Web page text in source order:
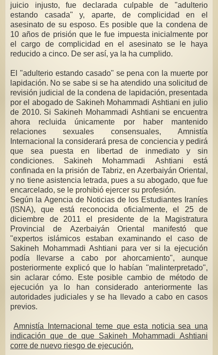
juicio injusto, fue declarada culpable de "adulterio
estando casada" y, aparte, de complicidad en el
asesinato de su esposo. Es posible que la condena de
10 años de prisión que le fue impuesta inicialmente por
el cargo de complicidad en el asesinato se le haya
reducido a cinco. De ser así, ya la ha cumplido.
El "adulterio estando casado" se pena con la muerte por
lapidación. No se sabe si se ha atendido una solicitud de
revisión judicial de la condena de lapidación, presentada
por el abogado de Sakineh Mohammadi Ashtiani en julio
de 2010. Si Sakineh Mohammadi Ashtiani se encuentra
ahora recluida únicamente por haber mantenido
relaciones sexuales consensuales, Amnistía
Internacional la considerará presa de conciencia y pedirá
que sea puesta en libertad de inmediato y sin
condiciones. Sakineh Mohammadi Ashtiani está
confinada en la prisión de Tabriz, en Azerbaiyán Oriental,
y no tiene asistencia letrada, pues a su abogado, que fue
encarcelado, se le prohibió ejercer su profesión.
Según la Agencia de Noticias de los Estudiantes Iraníes
(ISNA), que está reconocida oficialmente, el 25 de
diciembre de 2011 el presidente de la Magistratura
Provincial de Azerbaiyán Oriental manifestó que
"expertos islámicos estaban examinando el caso de
Sakineh Mohammadi Ashtiani para ver si la ejecución
podía llevarse a cabo por ahorcamiento", aunque
posteriormente explicó que lo habían "malinterpretado",
sin aclarar cómo. Este posible cambio de método de
ejecución ya lo han considerado anteriormente las
autoridades judiciales y se ha llevado a cabo en casos
previos.
Amnistía Internacional teme que esta noticia sea una
indicación que de que Sakineh Mohammadi Ashtiani
corre de nuevo riesgo de ejecución.